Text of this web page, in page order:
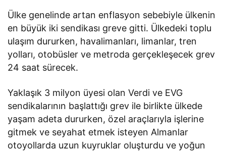
Ülke genelinde artan enflasyon sebebiyle ülkenin
en büyük iki sendikası greve gitti. Ülkedeki toplu
ulaşım dururken, havalimanları, limanlar, tren
yolları, otobüsler ve metroda gerçekleşecek grev
24 saat sürecek.
Yaklaşık 3 milyon üyesi olan Verdi ve EVG
sendikalarının başlattığı grev ile birlikte ülkede
yaşam adeta dururken, özel araçlarıyla işlerine
gitmek ve seyahat etmek isteyen Almanlar
otoyollarda uzun kuyruklar oluşturdu ve yoğun